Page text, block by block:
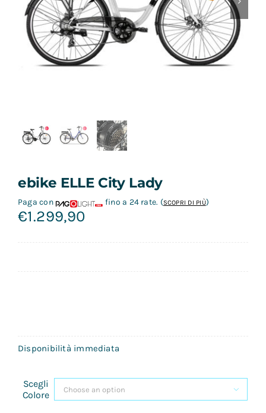
Contatti
ebike ELLE City Lady
€1.299,90
Paga con fino a 24 rate. (SCOPRI DI PIÙ)
Disponibilità immediata
Scegli
Colore
